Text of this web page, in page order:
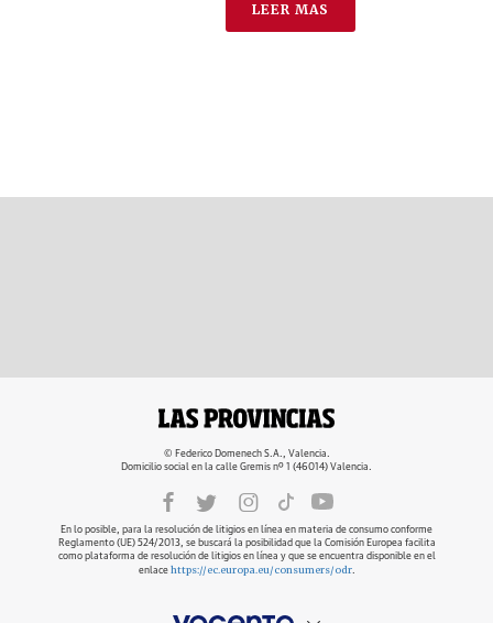
LEER MAS
© Federico Domenech S.A., Valencia.
Domicilio social en la calle Gremis nº 1 (46014) Valencia.
En lo posible, para la resolución de litigios en línea en materia de consumo conforme
Reglamento (UE) 524/2013, se buscará la posibilidad que la Comisión Europea facilita
como plataforma de resolución de litigios en línea y que se encuentra disponible en el
enlace https://ec.europa.eu/consumers/odr.